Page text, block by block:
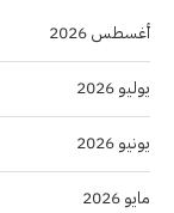
أغسطس 2026
يوليو 2026
يونيو 2026
مايو 2026